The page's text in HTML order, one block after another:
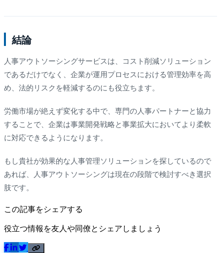
結論
人事アウトソーシングサービスは、コスト削減ソリューション
であるだけでなく、企業が運用プロセスにおける管理効率を高
め、法的リスクを軽減するのにも役立ちます。
労働市場が絶えず変化する中で、専門の人事パートナーと協力
することで、企業は事業開発戦略と事業拡大においてより柔軟
に対応できるようになります。
もし貴社が効果的な人事管理ソリューションを探しているので
あれば、人事アウトソーシングは現在の段階で検討すべき選択
肢です。
この記事をシェアする
役立つ情報を友人や同僚とシェアしましょう